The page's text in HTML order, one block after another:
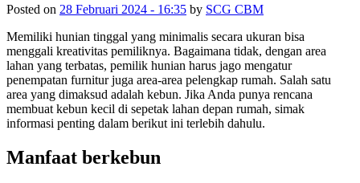
Posted on 28 Februari 2024 - 16:35 by SCG CBM
Memiliki hunian tinggal yang minimalis secara ukuran bisa
menggali kreativitas pemiliknya. Bagaimana tidak, dengan area
lahan yang terbatas, pemilik hunian harus jago mengatur
penempatan furnitur juga area-area pelengkap rumah. Salah satu
area yang dimaksud adalah kebun. Jika Anda punya rencana
membuat kebun kecil di sepetak lahan depan rumah, simak
informasi penting dalam berikut ini terlebih dahulu.
Manfaat berkebun